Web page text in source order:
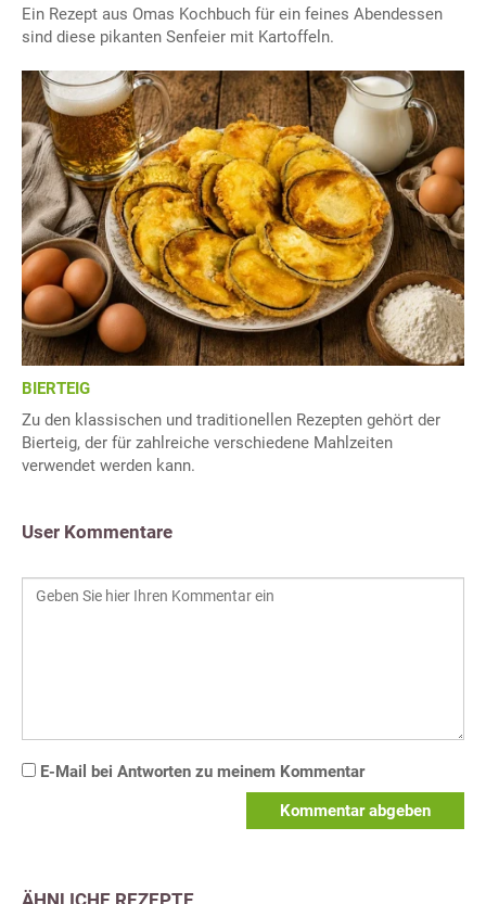
Ein Rezept aus Omas Kochbuch für ein feines Abendessen
sind diese pikanten Senfeier mit Kartoffeln.
BIERTEIG
Zu den klassischen und traditionellen Rezepten gehört der
Bierteig, der für zahlreiche verschiedene Mahlzeiten
verwendet werden kann.
User Kommentare
E-Mail bei Antworten zu meinem Kommentar
Kommentar abgeben